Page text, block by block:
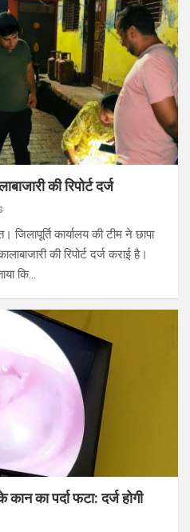
की रिपोर्ट दर्ज
कार्यालय की टीम ने छापा
की रिपोर्ट दर्ज कराई है।
कि…
का पर्दा फटा: दर्ज होगी